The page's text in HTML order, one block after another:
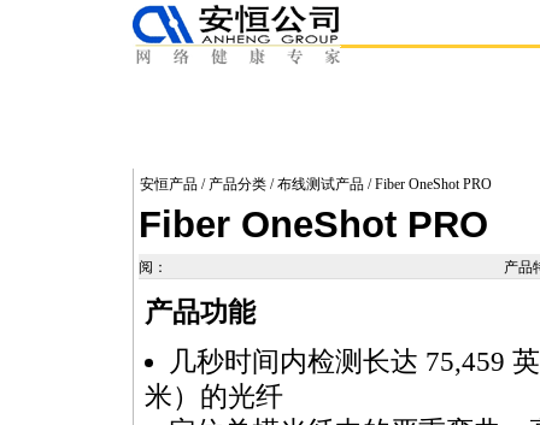
安恒产品 / 产品分类 /布线测试产品 / Fiber OneShot PRO
Fiber OneShot PRO
阅： 产品
产品功能
几秒时间内检测长达 75,459
米）的光纤